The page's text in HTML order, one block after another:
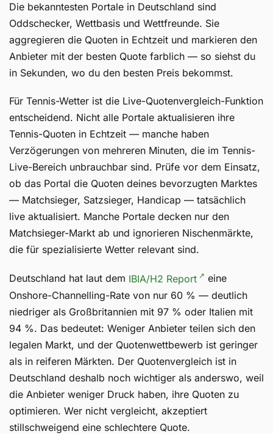
Die bekanntesten Portale in Deutschland sind
Oddschecker, Wettbasis und Wettfreunde. Sie
aggregieren die Quoten in Echtzeit und markieren den
Anbieter mit der besten Quote farblich — so siehst du
in Sekunden, wo du den besten Preis bekommst.
Für Tennis-Wetter ist die Live-Quotenvergleich-Funktion
entscheidend. Nicht alle Portale aktualisieren ihre
Tennis-Quoten in Echtzeit — manche haben
Verzögerungen von mehreren Minuten, die im Tennis-
Live-Bereich unbrauchbar sind. Prüfe vor dem Einsatz,
ob das Portal die Quoten deines bevorzugten Marktes
— Matchsieger, Satzsieger, Handicap — tatsächlich
live aktualisiert. Manche Portale decken nur den
Matchsieger-Markt ab und ignorieren Nischenmärkte,
die für spezialisierte Wetter relevant sind.
Deutschland hat laut dem IBIA/H2 Report
eine
Onshore-Channelling-Rate von nur 60 % — deutlich
niedriger als Großbritannien mit 97 % oder Italien mit
94 %. Das bedeutet: Weniger Anbieter teilen sich den
legalen Markt, und der Quotenwettbewerb ist geringer
als in reiferen Märkten. Der Quotenvergleich ist in
Deutschland deshalb noch wichtiger als anderswo, weil
die Anbieter weniger Druck haben, ihre Quoten zu
optimieren. Wer nicht vergleicht, akzeptiert
stillschweigend eine schlechtere Quote.